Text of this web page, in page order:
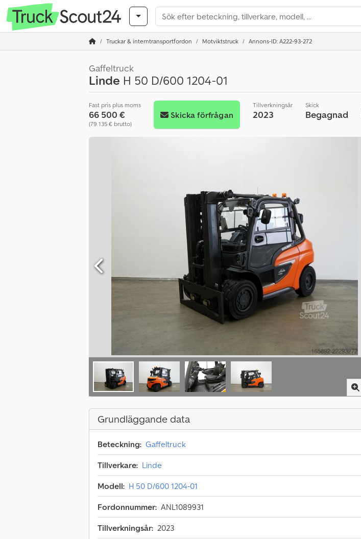
Truckar & interntransportfordon Motviktstruck Annons-ID: A222-93-272
Gaffeltruck
Linde H 50 D/600 1204-01
Fast pris plus moms
66 500 €
(79 135 € brutto)
Skicka förfrågan
Tillverkningsår
2023
Skick
Begagnad
Grundläggande data
Beteckning: Gaffeltruck
Tillverkare: Linde
Modell: H 50 D/600 1204-01
Fordonnummer: ANL1089931
Tillverkningsår: 2023